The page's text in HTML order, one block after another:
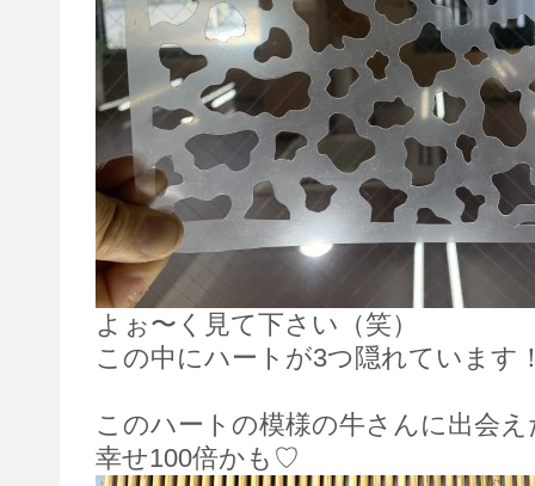
よぉ〜く見て下さい（笑）
この中にハートが3つ隠れています
このハートの模様の牛さんに出会
幸せ100倍かも♡